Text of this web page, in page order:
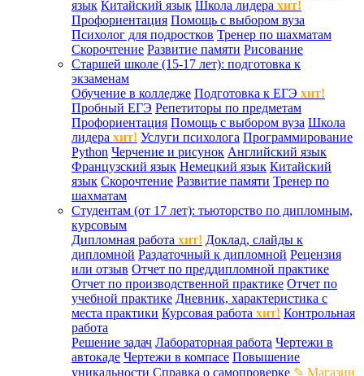
язык Китайский язык Школа лидера хит!
Профориентация Помощь с выбором вуза
Психолог для подростков Тренер по шахматам
Скорочтение Развитие памяти Рисование
Старшей школе (15-17 лет): подготовка к
экзаменам
Обучение в колледже Подготовка к ЕГЭ хит!
Пробный ЕГЭ Репетиторы по предметам
Профориентация Помощь с выбором вуза Школа
лидера хит! Услуги психолога Программирование
Python Черчение и рисунок Английский язык
Французский язык Немецкий язык Китайский
язык Скорочтение Развитие памяти Тренер по
шахматам
Студентам (от 17 лет): тьюторство по дипломным,
курсовым
Дипломная работа хит! Доклад, слайды к
дипломной Раздаточный к дипломной Рецензия
или отзыв Отчет по преддипломной практике
Отчет по производственной практике Отчет по
учебной практике Дневник, характеристика с
места практики Курсовая работа хит! Контрольная
работа
Решение задач Лабораторная работа Чертежи в
автокаде Чертежи в компасе Повышение
уникальности Справка о самопроверке ✎ Магазин